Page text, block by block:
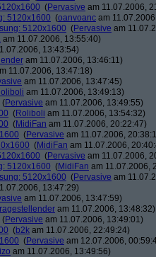
(Pervasive am 11.07.2006,
5120x1600 (oanvoanc am
5120x1600 (Pervasive am
am 11.07.2006, 13:55:40)
13:43:54)
am 11.07.2006, 13:46:11)
11.07.2006, 13:47:18)
am 11.07.2006, 13:47:45)
am 11.07.2006, 13:49:13)
(Pervasive am 11.07.2006, 13:49:55)
(Roliboli am 11.07.2006, 13:54:32)
(MidiFan am 11.07.2006, 20:22:47)
(Pervasive am 11.07.2006,
(MidiFan am 11.07.2006,
(Pervasive am 11.07.2006,
5120x1600 (MidiFan am 11.07.2006,
5120x1600 (Pervasive am
13:47:29)
am 11.07.2006, 13:47:59)
am 11.07.2006, 13:48:32)
(Pervasive am 11.07.2006, 13:49:01)
(b2k am 11.07.2006, 22:49:24)
(Pervasive am 12.07.2006,
am 11.07.2006, 13:49:56)